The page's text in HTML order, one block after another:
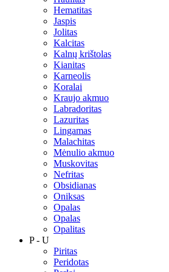
Hematitas
Jaspis
Jolitas
Kalcitas
Kalnų krištolas
Kianitas
Karneolis
Koralai
Kraujo akmuo
Labradoritas
Lazuritas
Lingamas
Malachitas
Mėnulio akmuo
Muskovitas
Nefritas
Obsidianas
Oniksas
Opalas
Opalas
Opalitas
P - U
Piritas
Peridotas